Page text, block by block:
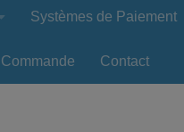
Systèmes de Paiement
Commande Contact